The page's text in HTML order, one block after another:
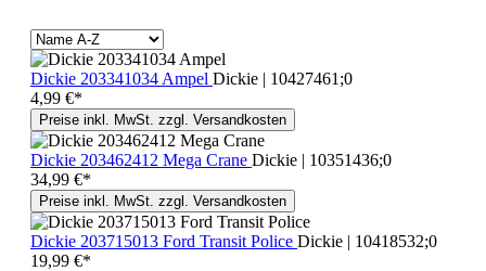
Dickie 203341034 Ampel Dickie | 10427461;0
4,99 €*
Preise inkl. MwSt. zzgl. Versandkosten
Dickie 203462412 Mega Crane Dickie | 10351436;0
34,99 €*
Preise inkl. MwSt. zzgl. Versandkosten
Dickie 203715013 Ford Transit Police Dickie | 10418532;0
19,99 €*